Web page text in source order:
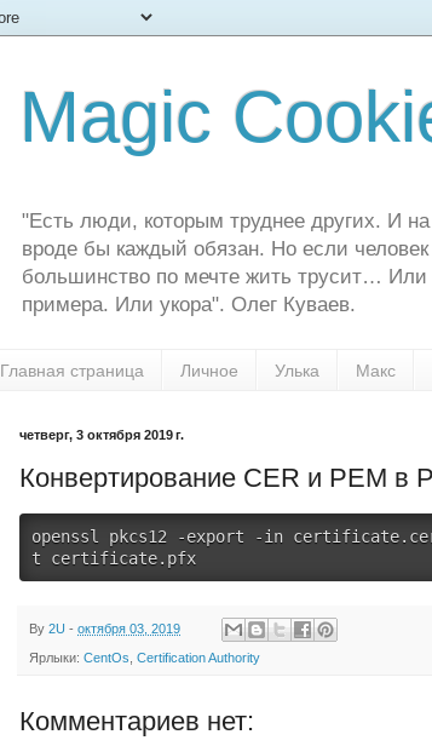
Magic
"Есть люди, которым труднее других. И
вроде бы каждый обязан. Но если
большинство по мечте жить трусит…
примера. Или укора". Олег Куваев.
Главная страница Личное Улька Макс
четверг, 3 октября 2019 г.
Конвертирование CER и PEM в
openssl pkcs12 -export -in
t certificate.pfx
By 2U - октября 03, 2019
Ярлыки: CentOs Certification Authority
Комментариев нет: